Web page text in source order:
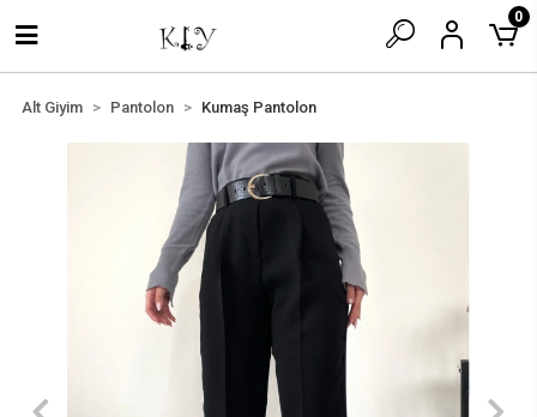
0
Alt Giyim Pantolon Kumaş Pantolon